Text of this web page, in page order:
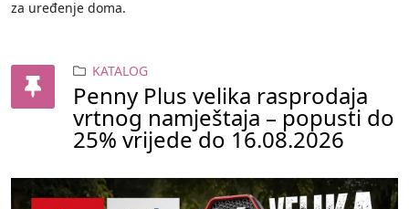
za uređenje doma.
KATALOG
Penny Plus velika rasprodaja
vrtnog namještaja – popusti do
25% vrijede do 16.08.2026